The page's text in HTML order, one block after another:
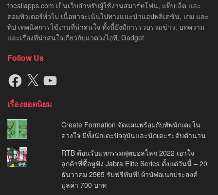
theallapps.com เป็นเว็บสำหรับผู้ใช้งานสมาร์ทโฟน, แท็บเล็ต และ
คอมพิวเตอร์ทั่วไป เนื้อหาจะเน้นไปทางแนะนำแอปพลิเคชัน, เกม และ
ทิป เทคนิคการใช้งานที่น่าสนใจ ทั้งนี้ยังมีการรวบรวมข่าว, บทความ
และเรื่องที่น่าสนใจเกี่ยวกับแวดวงไอที, Gadget
Follow Us
Facebook
X YouTube
เรื่องยอดนิยม
Create Formation จัดแผนพร้อมกับทัพนักเตะใน
ดวงใจ มีทั้งนักเตะปัจจุบันและนักเตะระดับตำนาน
RTB ต้อนรับมหกรรมฟุตบอลโลก 2022 เอาใจ
ลูกค้าที่ซื้อหูฟัง Jabra Elite Series ตั้งแต่วันนี้ – 20
ธันวาคม 2565 รับฟรีทันที! ผ้าบัฟอเนกประสงค์
มูลค่า 700 บาท